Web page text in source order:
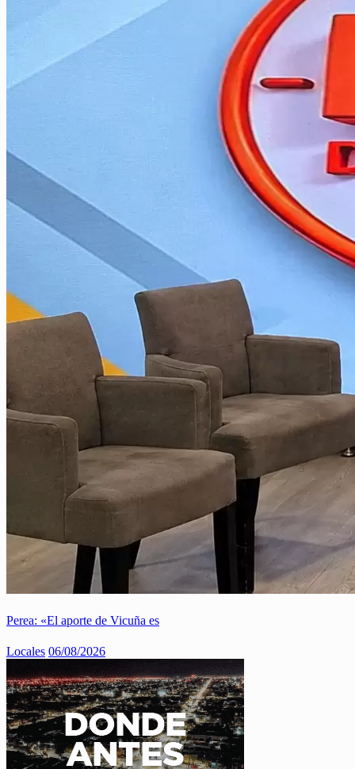
Perea: «El aporte de Vicuña es
Locales 06/08/2026